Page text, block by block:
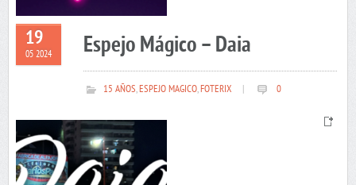
19
05 2024 Espejo Mágico – Daia
15 AÑOS,ESPEJO MAGICO,FOTERIX 0